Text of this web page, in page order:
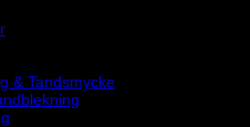
& Tandsmycke